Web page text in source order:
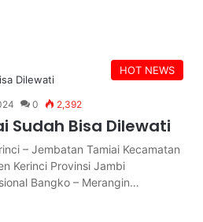
HOT NEWS
0 2,392
Sudah Bisa Dilewati
– Jembatan Tamiai Kecamatan
Kerinci Provinsi Jambi
Bangko – Merangin…